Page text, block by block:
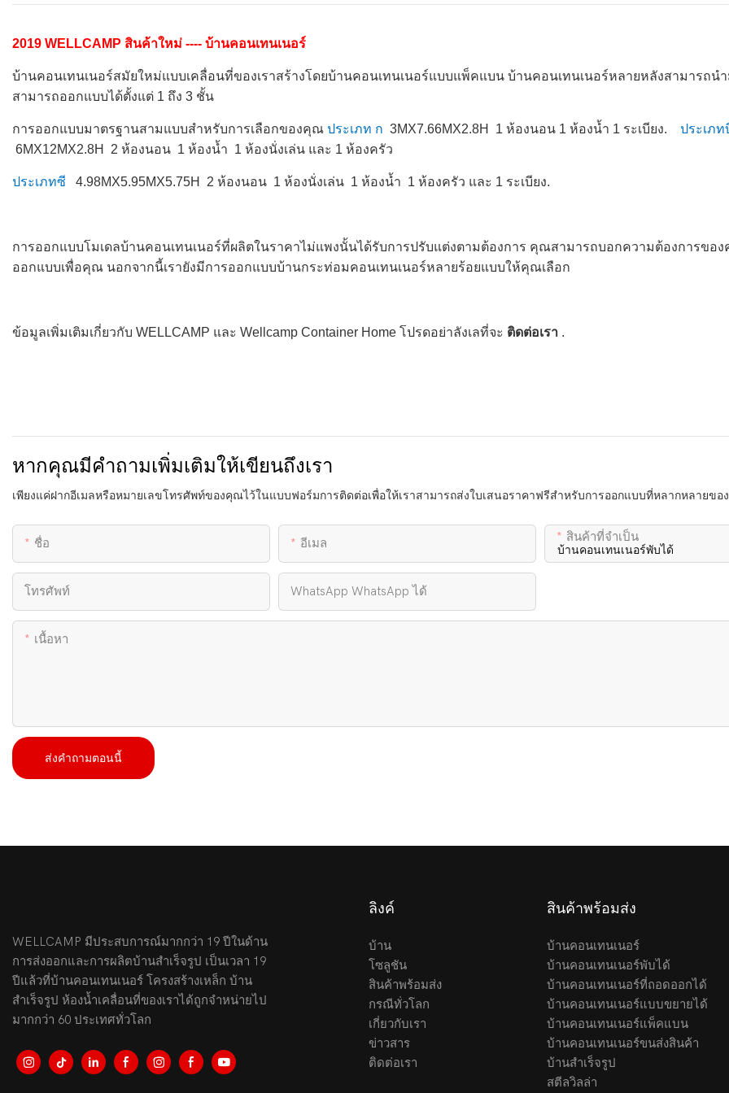
2019 WELLCAMP สินค้าใหม่ ---- บ้านคอนเทนเนอร์
บ้านคอนเทนเนอร์สมัยใหม่แบบเคลื่อนที่ของเราสร้างโดยบ้านคอนเทนเนอร์แบบแพ็คแบน บ้านคอนเทนเนอร์หลายหลังสามารถน
สามารถออกแบบได้ตั้งแต่ 1 ถึง 3 ชั้น
การออกแบบมาตรฐานสามแบบสำหรับการเลือกของคุณ ประเภท ก 3MX7.66MX2.8H 1 ห้องนอน 1 ห้องน้ำ 1 ระเบียง.
ประเภท
6MX12MX2.8H 2 ห้องนอน 1 ห้องน้ำ 1 ห้องนั่งเล่น และ 1 ห้องครัว
ประเภทซี 4.98MX5.95MX5.75H 2 ห้องนอน 1 ห้องนั่งเล่น 1 ห้องน้ำ 1 ห้องครัว และ 1 ระเบียง.
การออกแบบโมเดลบ้านคอนเทนเนอร์ที่ผลิตในราคาไม่แพงนั้นได้รับการปรับแต่งตามต้องการ คุณสามารถบอกความต้องการของ
ออกแบบเพื่อคุณ นอกจากนี้เรายังมีการออกแบบบ้านกระท่อมคอนเทนเนอร์หลายร้อยแบบให้คุณเลือก
ข้อมูลเพิ่มเติมเกี่ยวกับ WELLCAMP และ Wellcamp Container Home โปรดอย่าลังเลที่จะ ติดต่อเรา .
หากคุณมีคำถามเพิ่มเติมให้เขียนถึงเรา
เพียงแค่ฝากอีเมลหรือหมายเลขโทรศัพท์ของคุณไว้ในแบบฟอร์มการติดต่อเพื่อให้เราสามารถส่งใบเสนอราคาฟรีสำหรับการออกแบบที่หลากหลายของ
ชื่อ อีเมล สินค้าที่จำเป็น
โทรศัพท์ WhatsApp WhatsApp ได้
เนื้อหา
ส่งคำถามตอนนี้
WELLCAMP มีประสบการณ์มากกว่า 19 ปีในด้าน
การส่งออกและการผลิตบ้านสำเร็จรูป เป็นเวลา 19
ปีแล้วที่บ้านคอนเทนเนอร์ โครงสร้างเหล็ก บ้าน
สำเร็จรูป ห้องน้ำเคลื่อนที่ของเราได้ถูกจำหน่ายไป
มากกว่า 60 ประเทศทั่วโลก
ลิงค์
บ้าน
โซลูชัน
สินค้าพร้อมส่ง
กรณีทั่วโลก
เกี่ยวกับเรา
ข่าวสาร
ติดต่อเรา
สินค้าพร้อมส่ง
บ้านคอนเทนเนอร์
บ้านคอนเทนเนอร์พับได้
บ้านคอนเทนเนอร์ที่ถอดออกได้
บ้านคอนเทนเนอร์แบบขยายได้
บ้านคอนเทนเนอร์แพ็คแบน
บ้านคอนเทนเนอร์ขนส่งสินค้า
บ้านสำเร็จรูป
สตีลวิลล่า